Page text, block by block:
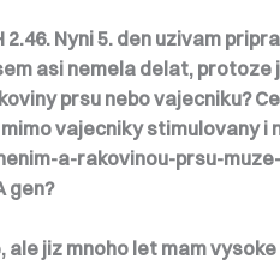
Nyni 5. den uzivam
asi nemela delat, protoze
prsu nebo vajecniku?
vajecniky stimulovany i
a-rakovinou-prsu-
gen?
ale jiz mnoho let mam